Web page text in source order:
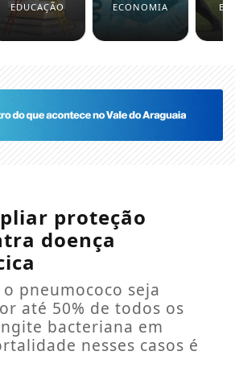
EDUCAÇÃO ECONOMIA
proteção
doença
pneumococo seja
até 50% de todos os
bacteriana em
nesses casos é